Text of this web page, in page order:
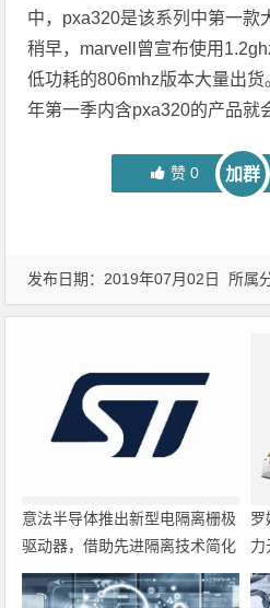
中，pxa320是该系列中第一款
稍早，marvell曾宣布使用
低功耗的806mhz版本大量出
年第一季内含pxa320的产品就
赞 0 加群
发布日期：2019年07月02日 所属
意法半导体推出新型电隔离栅极
驱动器，借助先进隔离技术简化
电源设计
罗
力
暨